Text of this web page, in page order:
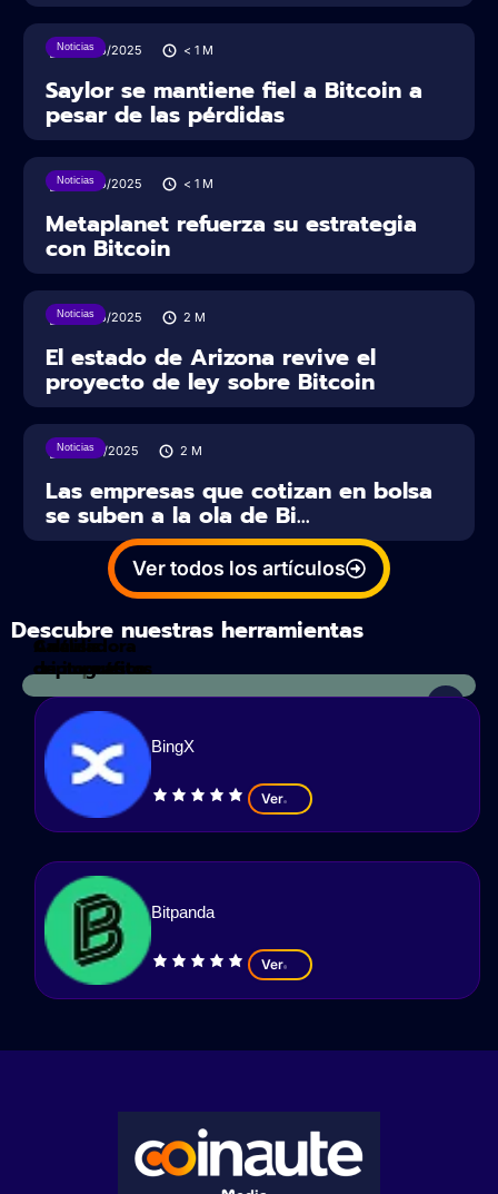
Noticias
23/06/2025 < 1 M
Saylor se mantiene fiel a Bitcoin a
pesar de las pérdidas
Noticias
23/06/2025 < 1 M
Metaplanet refuerza su estrategia
con Bitcoin
Noticias
20/06/2025 2 M
El estado de Arizona revive el
proyecto de ley sobre Bitcoin
Noticias
18/06/2025 2 M
Las empresas que cotizan en bolsa
se suben a la ola de Bi...
Ver todos los artículos
Descubre nuestras herramientas
Calculadora
de impuestos
Análisis
criptográfico
BingX
Ver
Bitpanda
Ver